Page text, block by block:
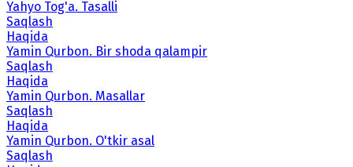
Yahyo Tog'a. Tasalli
Saqlash
Haqida
Yamin Qurbon. Bir shoda qalampir
Saqlash
Haqida
Yamin Qurbon. Masallar
Saqlash
Haqida
Yamin Qurbon. O'tkir asal
Saqlash